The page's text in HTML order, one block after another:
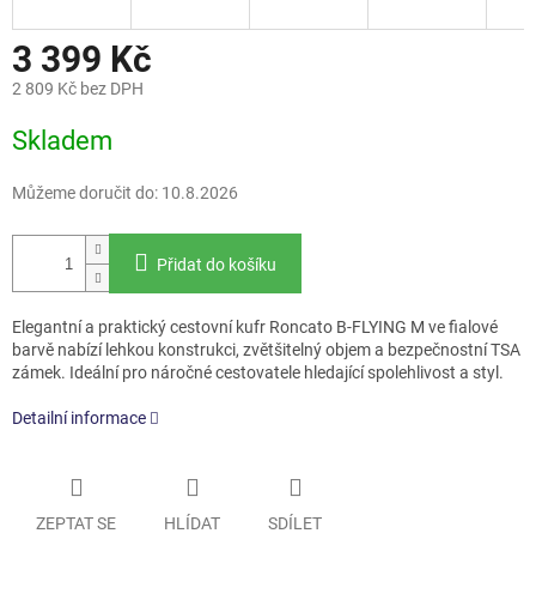
3 399 Kč
2 809 Kč bez DPH
cena:
Skladem
Můžeme doručit do: 10.8.2026
Přidat do košíku
Elegantní a praktický cestovní kufr Roncato B-FLYING M ve fialové
barvě nabízí lehkou konstrukci, zvětšitelný objem a bezpečnostní TSA
zámek. Ideální pro náročné cestovatele hledající spolehlivost a styl.
Detailní informace
ZEPTAT SE HLÍDAT SDÍLET